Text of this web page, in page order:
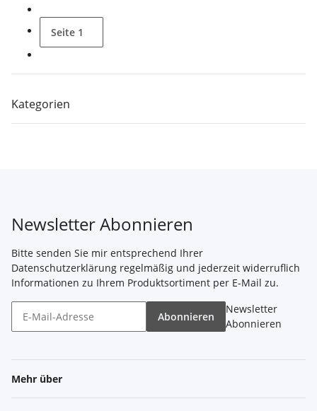
Seite 1
Kategorien
Newsletter Abonnieren
Bitte senden Sie mir entsprechend Ihrer
Datenschutzerklärung regelmäßig und jederzeit widerruflich
Informationen zu Ihrem Produktsortiment per E-Mail zu.
Abonnieren
Newsletter
Abonnieren
Mehr über